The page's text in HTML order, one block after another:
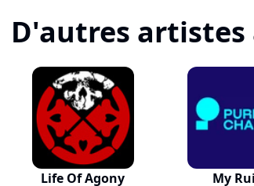
D'autres
Life Of Agony My